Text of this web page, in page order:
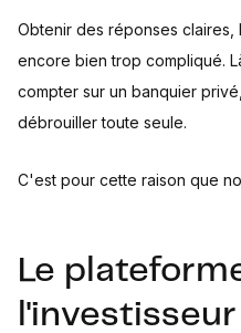
Obtenir des réponses
encore bien trop compliqué.
compter sur un banquier
débrouiller toute seule.
C'est pour cette raison que
Le